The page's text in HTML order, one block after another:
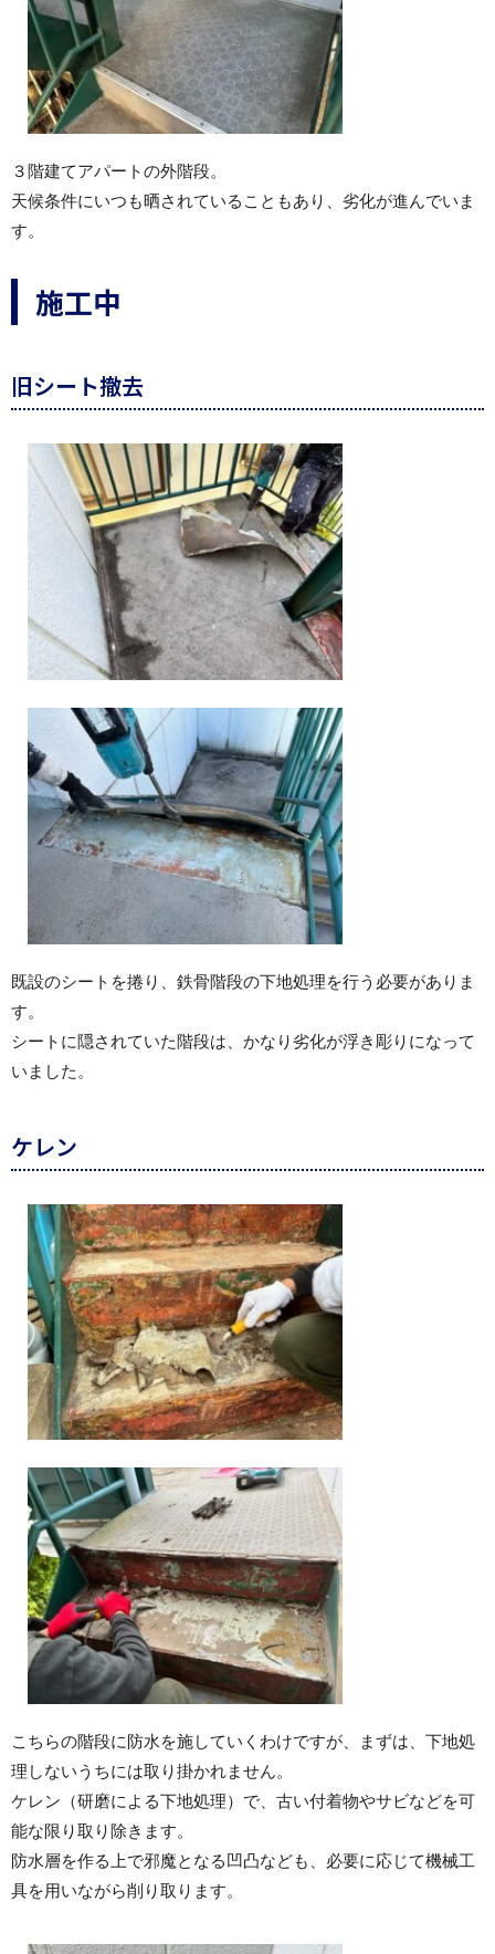
３階建てアパートの外階段。
天候条件にいつも晒されていることもあり、劣化が進んでいま
す。
施工中
旧シート撤去
既設のシートを捲り、鉄骨階段の下地処理を行う必要がありま
す。
シートに隠されていた階段は、かなり劣化が浮き彫りになって
いました。
ケレン
こちらの階段に防水を施していくわけですが、まずは、下地処
理しないうちには取り掛かれません。
ケレン（研磨による下地処理）で、古い付着物やサビなどを可
能な限り取り除きます。
防水層を作る上で邪魔となる凹凸なども、必要に応じて機械工
具を用いながら削り取ります。